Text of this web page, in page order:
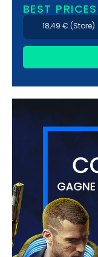
BEST PRICES
18,49 € (Store)